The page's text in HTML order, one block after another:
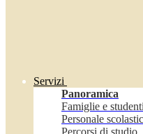
Servizi
Panoramica
Famiglie e studenti
Personale